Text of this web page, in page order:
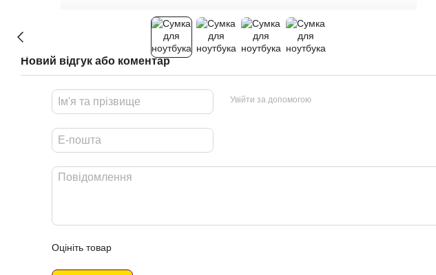
Новий відгук або коментар
Увійти за допомогою
Оцініть товар